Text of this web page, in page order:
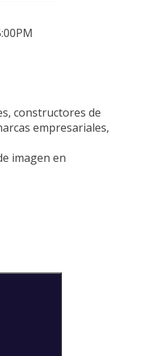
constructores de
empresariales,
imagen en